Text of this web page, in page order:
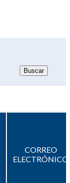
CORREO
ELECTRÓNICO